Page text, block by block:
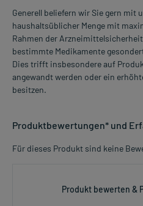
Generell beliefern wir Sie gern mit
haushaltsüblicher Menge mit
Rahmen der
bestimmte Medikamente
Dies trifft insbesondere auf
angewandt werden oder ein
besitzen.
Produktbewertungen* und
Für dieses Produkt sind keine
Produkt bewerten &